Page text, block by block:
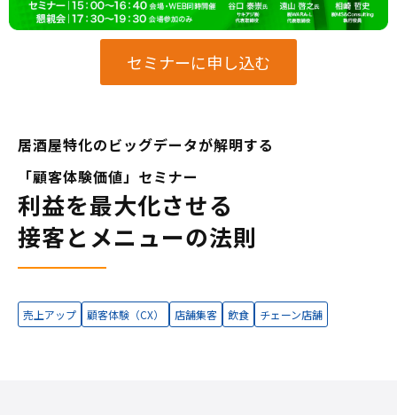
企業情報
セミナーに申し込む
居酒屋特化のビッグデータが解明する
「顧客体験価値」セミナー
利益を最大化させる
接客とメニューの法則
売上アップ 顧客体験（CX） 店舗集客 飲食 チェーン店舗